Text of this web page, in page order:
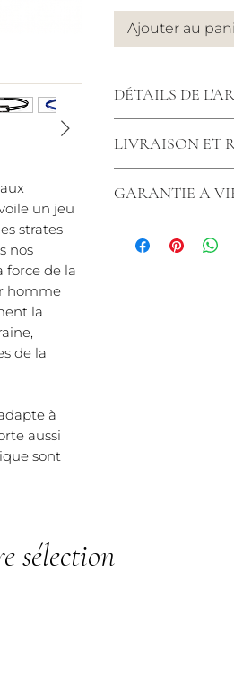
un jeu
strates
nos
force de la
homme
la
de la
à
aussi
sont
Ajouter au
DÉTAILS DE
Dimensions :
*Dans le cas
Matière inrayable
LIVRAISON ET
commande
chez vous en 3 à
Politique de
GARANTIE A
bénéficient
sélection